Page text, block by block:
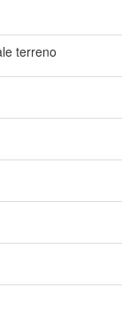
terreno